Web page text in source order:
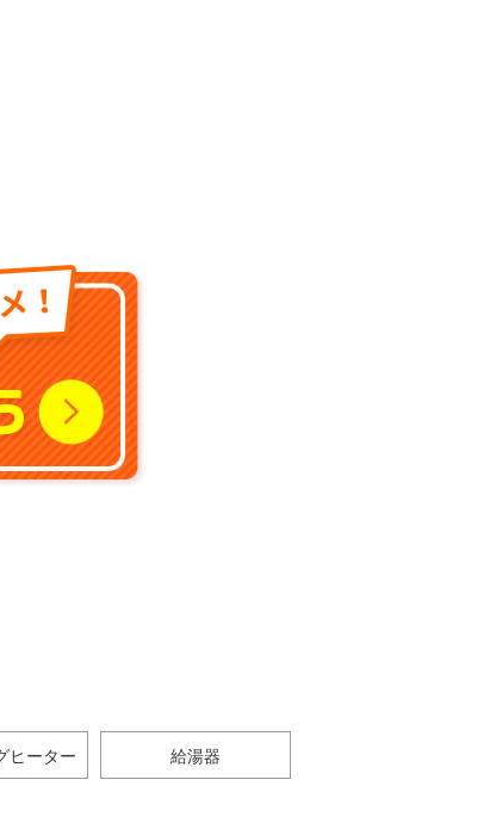
ヒーター 給湯器